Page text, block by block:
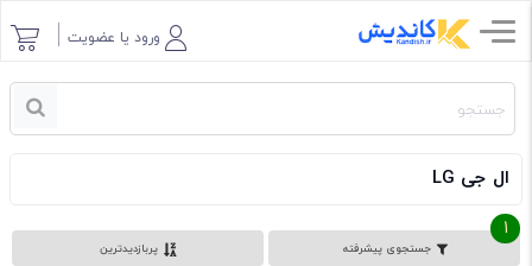
ورود یا عضویت
ال جی LG
جستجوی پیشرفته
1
پربازدیدترین